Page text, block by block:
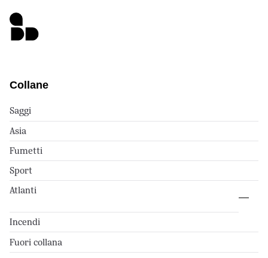
Collane
Saggi
Asia
Fumetti
Sport
Atlanti
Incendi
Fuori collana